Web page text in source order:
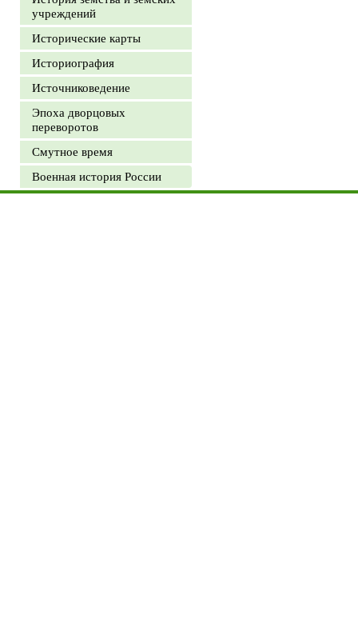
учреждений
Исторические карты
Историография
Источниковедение
Эпоха дворцовых
переворотов
Смутное время
Военная история России